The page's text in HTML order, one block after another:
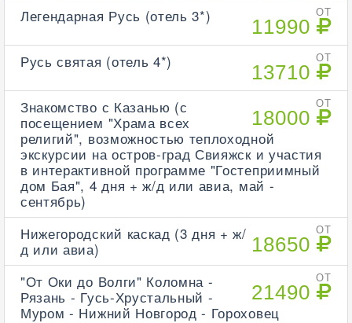
ОТ
11990
Легендарная Русь (отель 3*)
ОТ
13710
Русь святая (отель 4*)
ОТ
18000
Знакомство с Казанью (с
посещением "Храма всех
религий", возможностью теплоходной
экскурсии на остров-град Свияжск и участия
в интерактивной программе "Гостеприимный
дом Бая", 4 дня + ж/д или авиа, май -
сентябрь)
ОТ
18650
Нижегородский каскад (3 дня + ж/
д или авиа)
ОТ
21490
"От Оки до Волги" Коломна -
Рязань - Гусь-Хрустальный -
Муром - Нижний Новгород - Гороховец